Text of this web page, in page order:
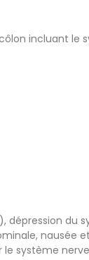
incluant
système